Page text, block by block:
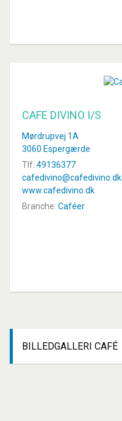
CAFE DIVINO I/S
Mørdrupvej 1A
3060 Espergærde
Tlf. 49136377
cafedivino@cafedivino.dk
www.cafedivino.dk
Branche: Caféer
BILLEDGALLERI CAFÉ